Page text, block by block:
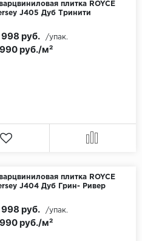
плитка ROYCE
J405 Дуб Тринити
руб./м²
998 руб. /упак.
плитка ROYCE
J404 Дуб Грин- Ривер
руб./м²
998 руб. /упак.